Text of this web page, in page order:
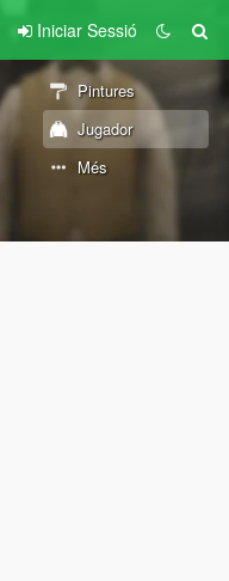
Iniciar Sessió
Pintures
Jugador
Més